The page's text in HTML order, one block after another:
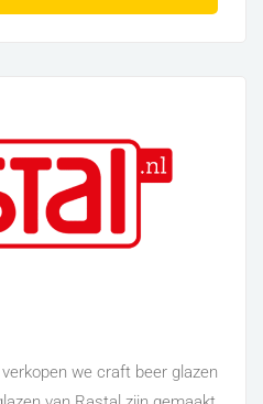
verkopen we craft beer glazen